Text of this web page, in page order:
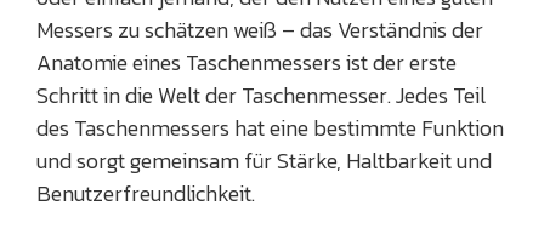
Messers zu schätzen weiß – das Verständnis der
Anatomie eines Taschenmessers ist der erste
Schritt in die Welt der Taschenmesser. Jedes Teil
des Taschenmessers hat eine bestimmte Funktion
und sorgt gemeinsam für Stärke, Haltbarkeit und
Benutzerfreundlichkeit.